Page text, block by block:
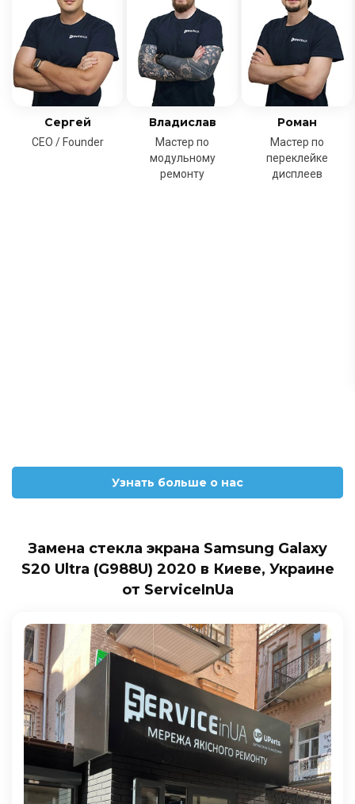
Сергей
CEO / Founder
Владислав
Мастер по
модульному
ремонту
Роман
Мастер по
переклейке
дисплеев
Узнать больше о нас
Замена стекла экрана Samsung Galaxy
S20 Ultra (G988U) 2020 в Киеве, Украине
от ServiceInUa